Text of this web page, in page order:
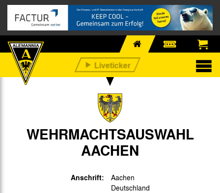
WEHRMACHTSAUSWAHL
AACHEN
Anschrift:
Aachen
Deutschland